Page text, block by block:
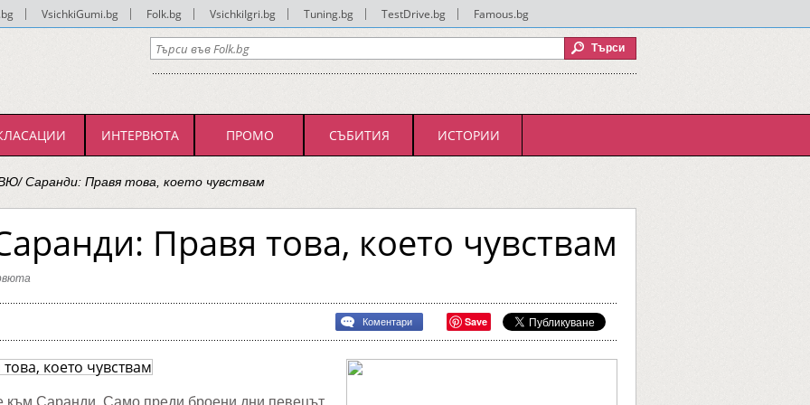
VsichkiGumi.bg Folk.bg VsichkiIgri.bg Tuning.bg TestDrive.bg Famous.bg
ИНТЕРВЮТА ПРОМО СЪБИТИЯ ИСТОРИИ
Саранди: Правя това, което чувствам
Правя това, което чувствам
Коментари Save
към Саранди. Само преди броени дни певецът